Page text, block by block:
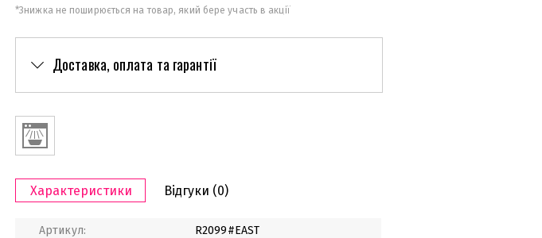
*Знижка не поширюється на товар, який бере участь в акції
Доставка, оплата та гарантії
Характеристики Відгуки (0)
Артикул:
R2099#EAST